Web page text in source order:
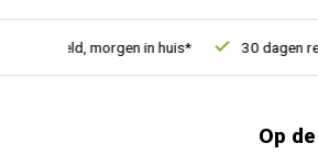
besteld, morgen in huis* 30 dagen
Op